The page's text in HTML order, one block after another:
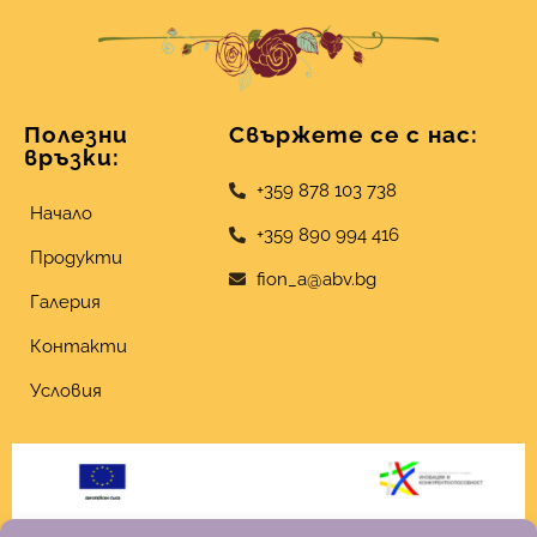
Полезни
връзки:
Начало
Продукти
Галерия
Контакти
Условия
Свържете се с нас:
+359 878 103 738
+359 890 994 416
fion_a@abv.bg